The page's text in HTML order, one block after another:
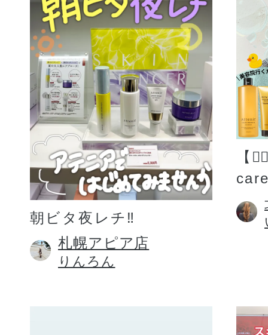
朝ビタ夜レチ‼️
札幌アピア店
りんろん
【